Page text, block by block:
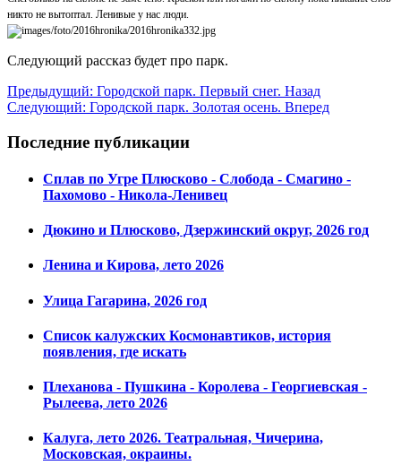
никто не вытоптал. Ленивые у нас люди.
Следующий рассказ будет про парк.
Предыдущий: Городской парк. Первый снег. Назад
Следующий: Городской парк. Золотая осень. Вперед
Последние публикации
Сплав по Угре Плюсково - Слобода - Смагино -
Пахомово - Никола-Ленивец
Дюкино и Плюсково, Дзержинский округ, 2026 год
Ленина и Кирова, лето 2026
Улица Гагарина, 2026 год
Список калужских Космонавтиков, история
появления, где искать
Плеханова - Пушкина - Королева - Георгиевская -
Рылеева, лето 2026
Калуга, лето 2026. Театральная, Чичерина,
Московская, окраины.